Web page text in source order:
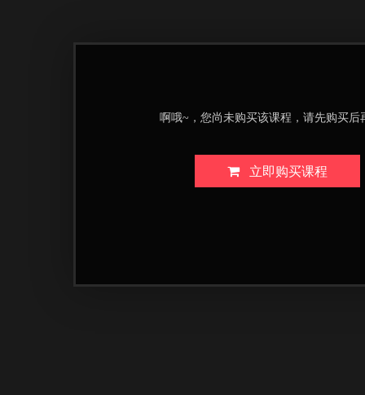
啊哦~，您尚未购买该课程，请先购买后
立即购买课程